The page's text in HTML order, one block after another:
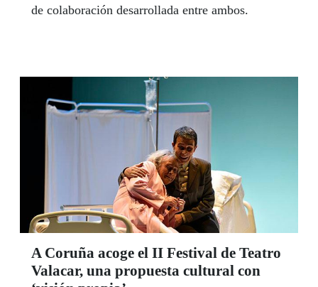
de colaboración desarrollada entre ambos.
A Coruña acoge el II Festival de Teatro
Valacar, una propuesta cultural con